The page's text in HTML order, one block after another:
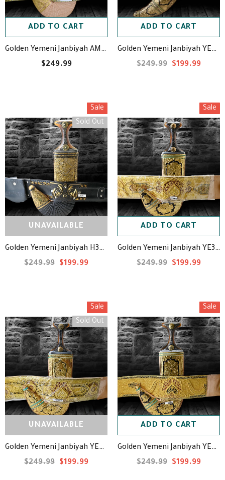
ADD TO CART
Golden Yemeni Janbiyah AM5014- جنبية ذهبيه مع جلد
$249.99
ADD TO CART
Golden Yemeni Janbiyah YE40019- جنبية ذهبي
$249.99 $199.99
Sale
Sold Out
UNAVAILABLE
Golden Yemeni Janbiyah H38- جنبية ذهبي مع جلد
$249.99 $199.99
Sale
ADD TO CART
Golden Yemeni Janbiyah YE3015 - جنبية ذهبيه
$249.99 $199.99
Sale
Sold Out
UNAVAILABLE
Golden Yemeni Janbiyah YE40010- جنبية ذهبي
$249.99 $199.99
Sale
ADD TO CART
Golden Yemeni Janbiyah YE40027- جنبية ذهبي
$249.99 $199.99